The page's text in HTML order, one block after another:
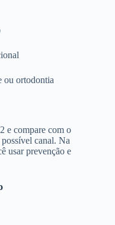
ou ortodontia
e compare com o
canal. Na
usar prevenção e